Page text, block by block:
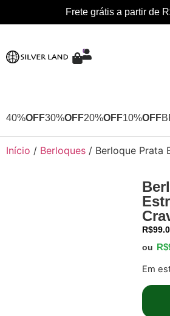
Frete grátis a partir de
0
40%OFF30%OFF20%OFF10%OFF
Início / Berloques / Berloque Prata
R$
ou R$
Em